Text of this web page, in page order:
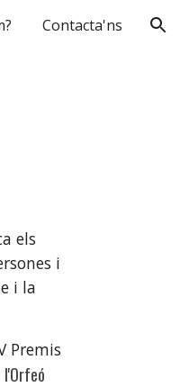
Contacta'ns
els
i
i la
Premis
l'Orfeó